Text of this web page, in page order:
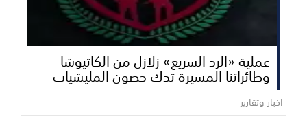
عملية «الرد السريع» زلازل من الكاتيوشا
وطائراتنا المسيرة تدك حصون المليشيات
اخبار وتقارير